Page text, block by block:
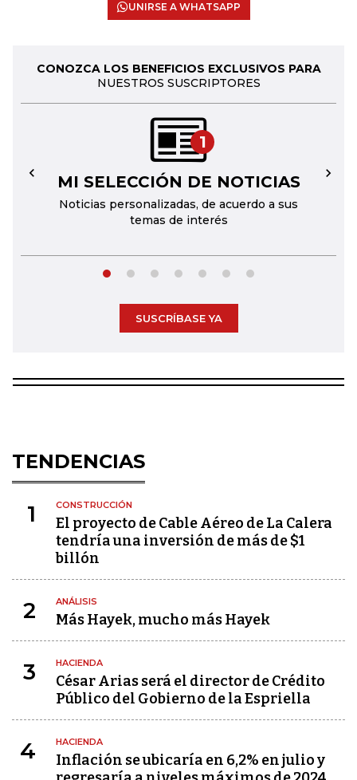
UNIRSE A WHATSAPP
CONOZCA LOS BENEFICIOS EXCLUSIVOS PARA
NUESTROS SUSCRIPTORES
1
MI SELECCIÓN DE NOTICIAS
Noticias personalizadas, de acuerdo a sus
temas de interés
← →
SUSCRÍBASE YA
TENDENCIAS
1 CONSTRUCCIÓN
El proyecto de Cable Aéreo de La Calera
tendría una inversión de más de $1
billón
2 ANÁLISIS
Más Hayek, mucho más Hayek
3 HACIENDA
César Arias será el director de Crédito
Público del Gobierno de la Espriella
4 HACIENDA
Inflación se ubicaría en 6,2% en julio y